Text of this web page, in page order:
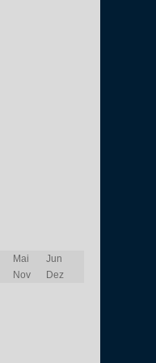
Mai
Jun
Nov
Dez